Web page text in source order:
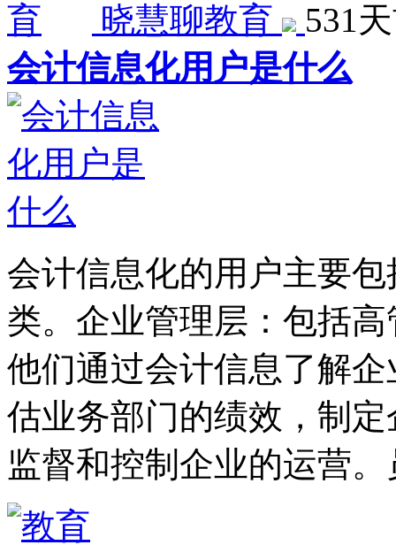
晓慧聊教育
531
会计信息化用户是什么
会计信息化的用户主要
类。企业管理层：包括
他们通过会计信息了解
估业务部门的绩效，制
监督和控制企业的运营